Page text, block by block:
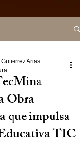
Obra
que impulsa
TIC
Arias